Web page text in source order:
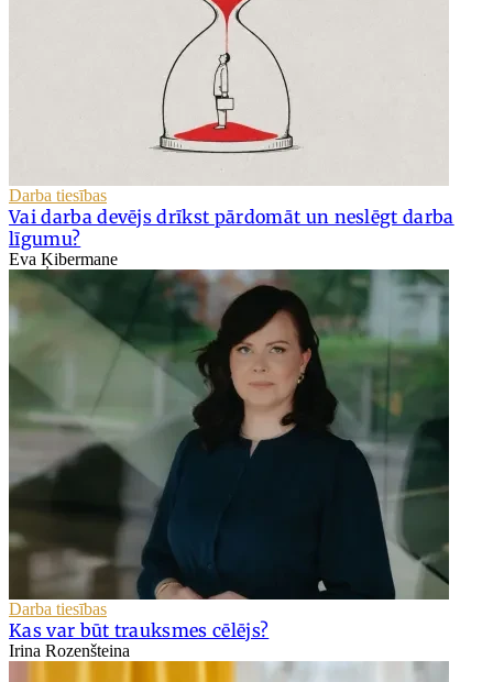
Darba tiesības
Vai darba devējs drīkst pārdomāt un neslēgt darba
līgumu?
Eva Ķibermane
Darba tiesības
Kas var būt trauksmes cēlējs?
Irina Rozenšteina